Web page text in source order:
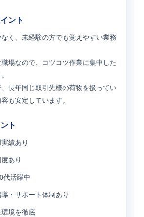
ント
く、未経験の方でも覚えやすい業務
場なので、コツコツ作業に集中した
長年同じ取引先様の荷物を扱ってい
も安定しています。
ト
績あり
あり
代活躍中
・サポート体制あり
境を徹底